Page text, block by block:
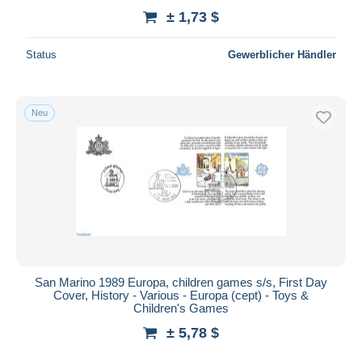
± 1,73 $
Status Gewerblicher Händler
Neu
San Marino 1989 Europa, children games s/s, First Day
Cover, History - Various - Europa (cept) - Toys &
Children's Games
± 5,78 $